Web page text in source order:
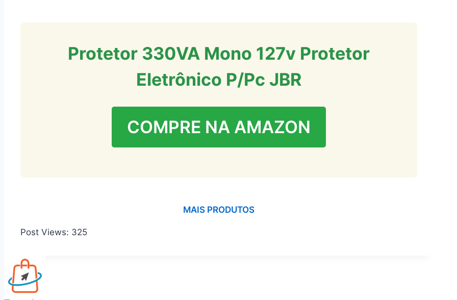
Protetor 330VA Mono 127v Protetor
Eletrônico P/Pc JBR
COMPRE NA AMAZON
MAIS PRODUTOS
Post Views: 325